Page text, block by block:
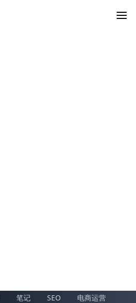
笔记 SEO
电商运营